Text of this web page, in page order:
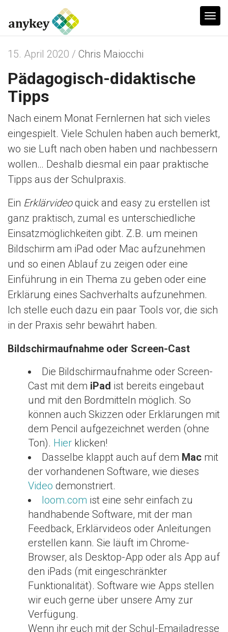
T
v
i
i
15. April 2020 / Chris Maiocchi
Pädagogisch-didaktische
Tipps
Nach einem Monat Fernlernen hat sich vieles
eingespielt. Viele Schulen haben auch bemerkt,
wo sie Luft nach oben haben und nachbessern
wollen… Deshalb diesmal ein paar praktische
Tipps aus der Schulpraxis.
Ein Erklärvideoquick and easy zu erstellen ist
ganz praktisch, zumal es unterschiedliche
Einsatzmöglichkeiten gibt. Z.B. um meinen
Bildschirm am iPad oder Mac aufzunehmen
und so einen Ablauf zu zeigen oder eine
Einführung in ein Thema zu geben oder eine
Erklärung eines Sachverhalts aufzunehmen.
Ich stelle euch dazu ein paar Tools vor, die sich
in der Praxis sehr bewährt haben.
Bildschirmaufnahme oder Screen-Cast
Die Bildschirmaufnahme oder Screen-
Cast mit dem iPad ist bereits eingebaut
und mit den Bordmitteln möglich. So
können auch Skizzen oder Erklärungen mit
dem Pencil aufgezeichnet werden (ohne
Ton). Hier klicken!
Dasselbe klappt auch auf dem Mac mit
der vorhandenen Software, wie dieses
Video demonstriert.
loom.com ist eine sehr einfach zu
handhabende Software, mit der man
Feedback, Erklärvideos oder Anleitungen
erstellen kann. Sie läuft im Chrome-
Browser, als Desktop-App oder als App auf
den iPads (mit eingeschränkter
Funktionalität). Software wie Apps stellen
wir euch gerne über unsere Amy zur
Verfügung.
Wenn ihr euch mit der Schul-Emailadresse